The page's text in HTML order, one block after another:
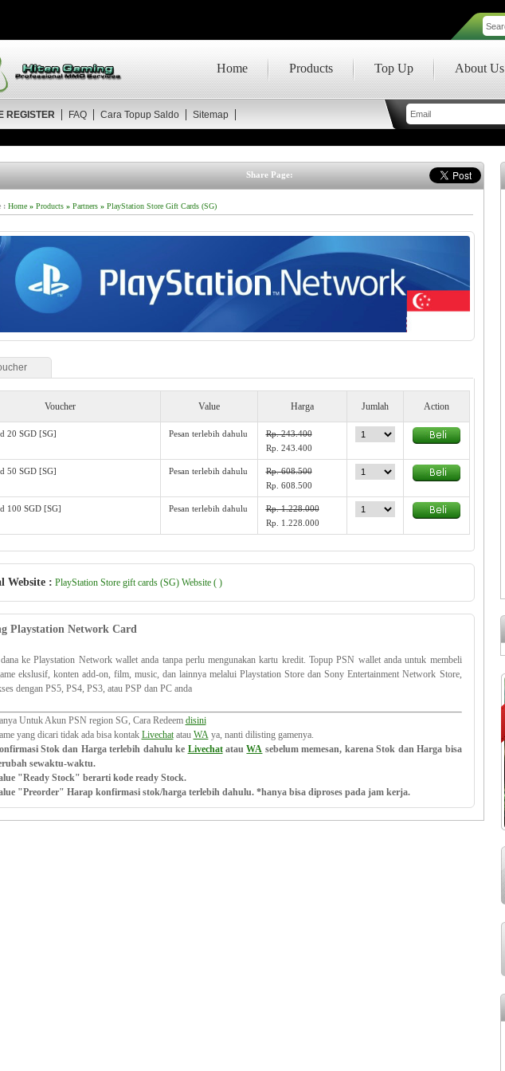
Home Products Top Up About Us
REGISTER FAQ Cara Topup Saldo Sitemap
Share Page:
: Home» Products» Partners» PlayStation Store Gift Cards (SG)
Voucher Value Harga Jumlah Action
20 SGD [SG] Pesan terlebih dahulu
Rp. 243.400
Rp. 243.400
50 SGD [SG] Pesan terlebih dahulu
Rp. 608.500
Rp. 608.500
100 SGD [SG] Pesan terlebih dahulu
Rp. 1.228.000
Rp. 1.228.000
Website : PlayStation Store gift cards (SG) Website ( )
Playstation Network Card
dana ke Playstation Network wallet anda tanpa perlu mengunakan kartu kredit. Topup PSN wallet anda untuk membeli
ekslusif, konten add-on, film, music, dan lainnya melalui Playstation Store dan Sony Entertainment Network Store,
dengan PS5, PS4, PS3, atau PSP dan PC anda
Untuk Akun PSN region SG, Cara Redeem disini
yang dicari tidak ada bisa kontak Livechatatau WAya, nanti dilisting gamenya.
Stok dan Harga terlebih dahulu ke LivechatatauWA sebelum memesan, karena Stok dan Harga bisa
sewaktu-waktu.
"Ready Stock" berarti kode ready Stock.
"Preorder" Harap konfirmasi stok/harga terlebih dahulu. *hanya bisa diproses pada jam kerja.